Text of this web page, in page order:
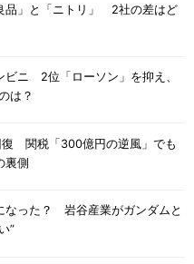
品」と「ニトリ」 2社の差はど
ビニ 2位「ローソン」を抑え、
は？
復 関税「300億円の逆風」でも
裏側
なった？ 岩谷産業がガンダムと
”